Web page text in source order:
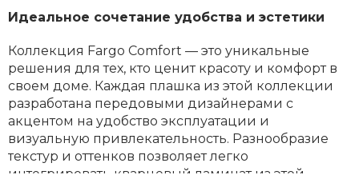
Идеальное сочетание удобства и эстетики
Коллекция Fargo Comfort — это уникальные
решения для тех, кто ценит красоту и комфорт в
своем доме. Каждая плашка из этой коллекции
разработана передовыми дизайнерами с
акцентом на удобство эксплуатации и
визуальную привлекательность. Разнообразие
текстур и оттенков позволяет легко
интегрировать кварцевый ламинат из этой